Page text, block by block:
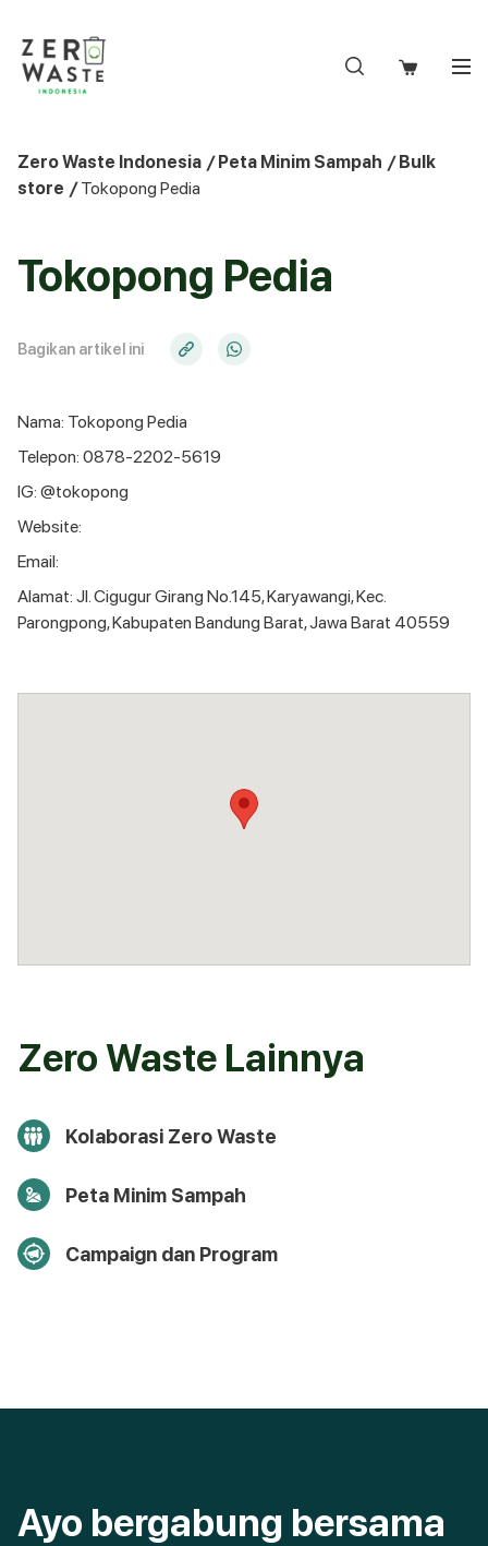
Zero Waste Indonesia / Peta Minim Sampah / Bulk
store / Tokopong Pedia
Tokopong Pedia
Bagikan artikel ini
Nama: Tokopong Pedia
Telepon: 0878-2202-5619
IG: @tokopong
Website:
Email:
Alamat: Jl. Cigugur Girang No.145, Karyawangi, Kec.
Parongpong, Kabupaten Bandung Barat, Jawa Barat 40559
Zero Waste Lainnya
Kolaborasi Zero Waste
Peta Minim Sampah
Campaign dan Program
Ayo bergabung bersama